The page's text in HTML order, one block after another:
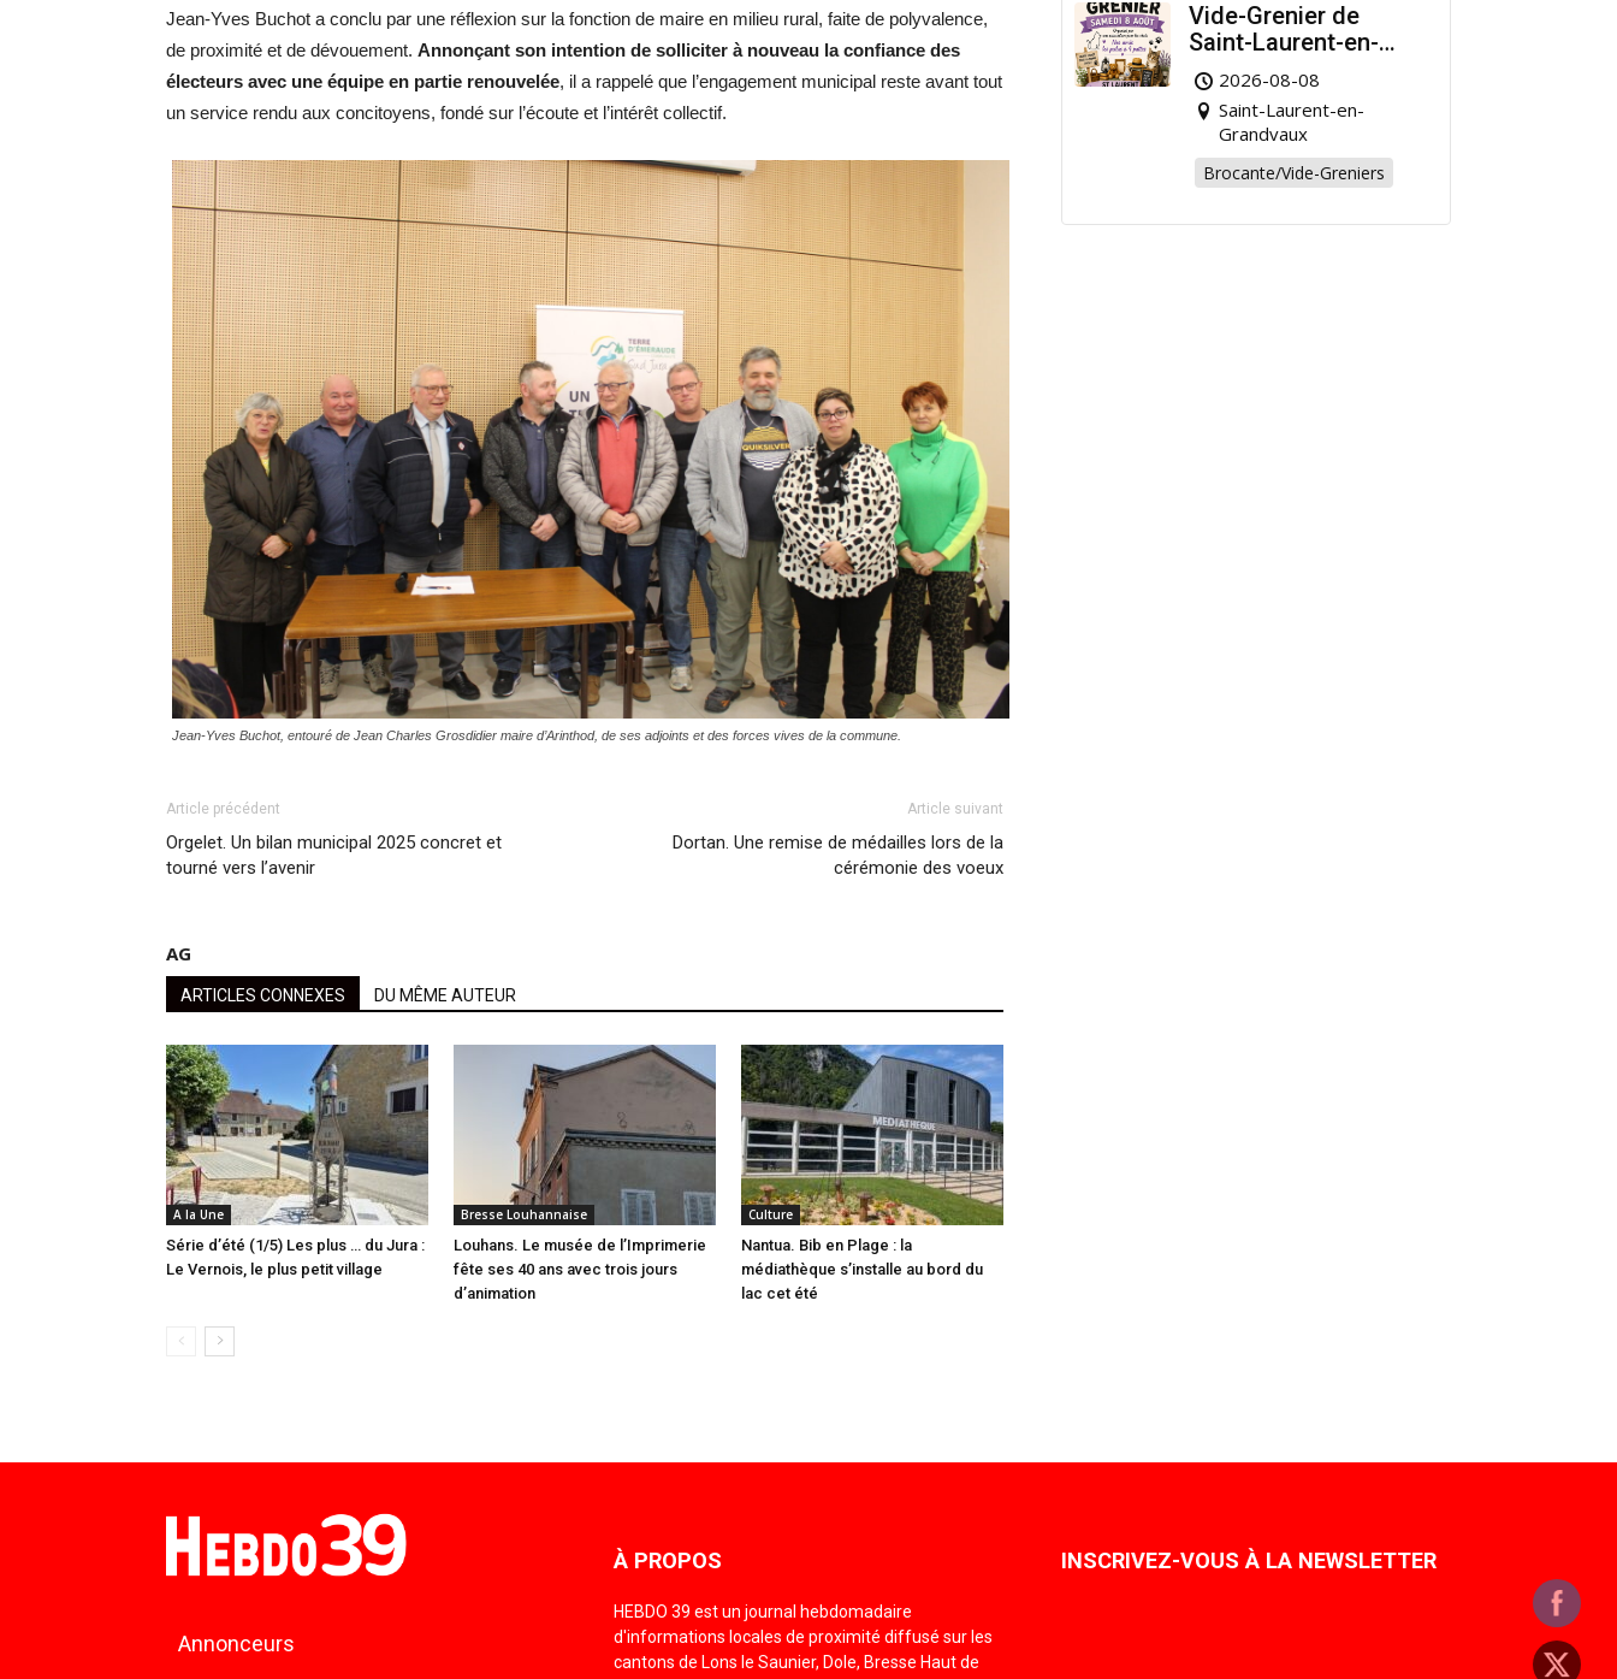
Jean-Yves Buchot a conclu par une réflexion sur la fonction de maire en milieu rural, faite de polyvalence,
de proximité et de dévouement. Annonçant son intention de solliciter à nouveau la confiance des
électeurs avec une équipe en partie renouvelée, il a rappelé que l’engagement municipal reste avant tout
un service rendu aux concitoyens, fondé sur l’écoute et l’intérêt collectif.
Jean-Yves Buchot, entouré de Jean Charles Grosdidier maire d’Arinthod, de ses adjoints et des forces vives de la commune.
Article précédent
Orgelet. Un bilan municipal 2025 concret et
tourné vers l’avenir
Article suivant
Dortan. Une remise de médailles lors de la
cérémonie des voeux
AG
ARTICLES CONNEXES DU MÊME AUTEUR
A la Une
Série d’été (1/5) Les plus … du Jura :
Le Vernois, le plus petit village
Bresse Louhannaise
Louhans. Le musée de l’Imprimerie
fête ses 40 ans avec trois jours
d’animation
Culture
Nantua. Bib en Plage : la
médiathèque s’installe au bord du
lac cet été
Vide-Grenier de
Saint-Laurent-en-
Grandvaux : Venez
chiner pour la bonne
cause !
2026-08-08
Saint-Laurent-en-
Grandvaux
Brocante/Vide-Greniers